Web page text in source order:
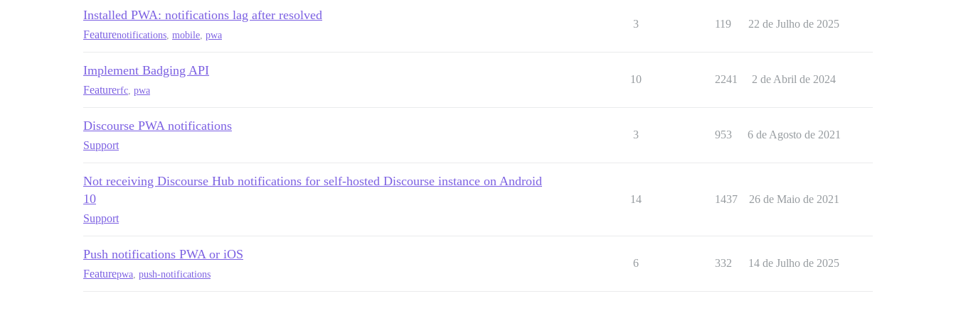
Installed PWA: notifications lag after resolved
Featurenotifications mobile pwa
3 119 22 de Julho de 2025
Implement Badging API
Featurerfc pwa
10 2241 2 de Abril de 2024
Discourse PWA notifications
Support
3 953 6 de Agosto de 2021
Not receiving Discourse Hub notifications for self-hosted Discourse instance on Android
10
Support
14 1437 26 de Maio de 2021
Push notifications PWA or iOS
Featurepwa push-notifications
6 332 14 de Julho de 2025